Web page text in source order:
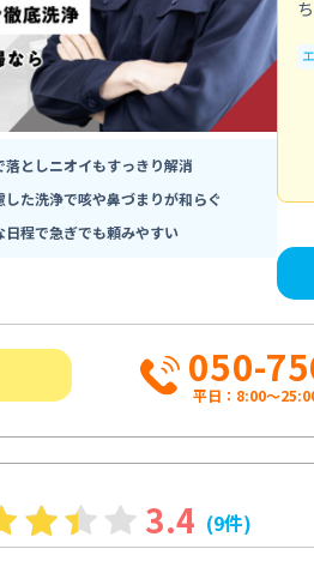
としニオイもすっきり解消
た洗浄で咳や鼻づまりが和らぐ
程で急ぎでも頼みやすい
050-
平日：8:00〜
3.4 (9件)